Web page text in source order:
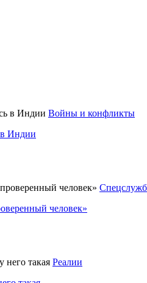
Войны и конфликты
в Индии
человек»
Реалии